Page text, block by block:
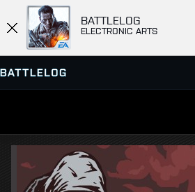
BATTLELOG
ELECTRONIC ARTS
ПРОСМОТР СЕРВЕРОВ
МАТЧИ